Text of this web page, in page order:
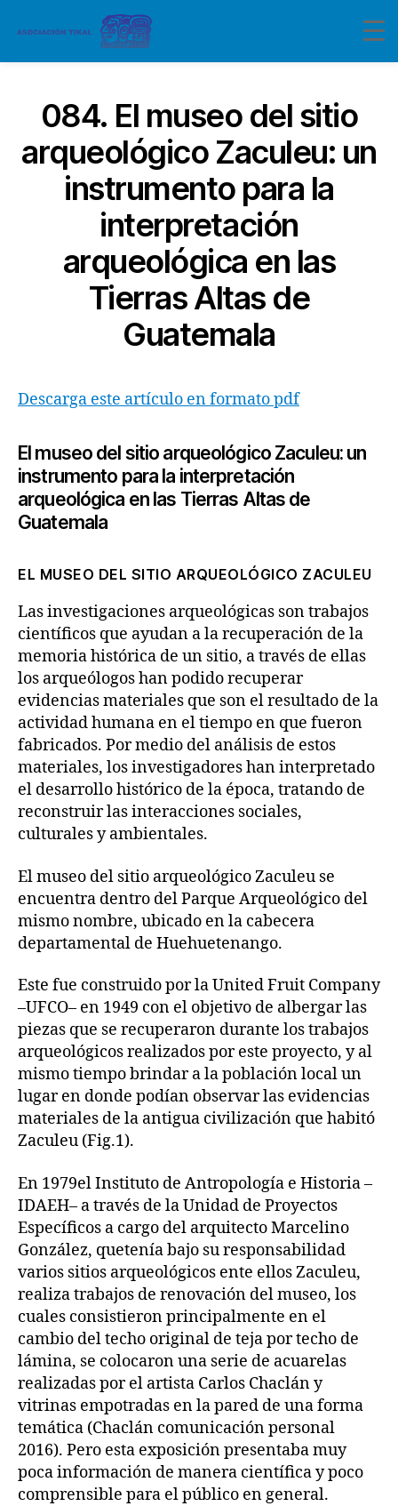
084. El museo del sitio
arqueológico Zaculeu: un
instrumento para la
interpretación
arqueológica en las
Tierras Altas de
Guatemala
Descarga este artículo en formato pdf
El museo del sitio arqueológico Zaculeu: un
instrumento para la interpretación
arqueológica en las Tierras Altas de
Guatemala
EL MUSEO DEL SITIO ARQUEOLÓGICO ZACULEU
Las investigaciones arqueológicas son trabajos
científicos que ayudan a la recuperación de la
memoria histórica de un sitio, a través de ellas
los arqueólogos han podido recuperar
evidencias materiales que son el resultado de la
actividad humana en el tiempo en que fueron
fabricados. Por medio del análisis de estos
materiales, los investigadores han interpretado
el desarrollo histórico de la época, tratando de
reconstruir las interacciones sociales,
culturales y ambientales.
El museo del sitio arqueológico Zaculeu se
encuentra dentro del Parque Arqueológico del
mismo nombre, ubicado en la cabecera
departamental de Huehuetenango.
Este fue construido por la United Fruit Company
–UFCO– en 1949 con el objetivo de albergar las
piezas que se recuperaron durante los trabajos
arqueológicos realizados por este proyecto, y al
mismo tiempo brindar a la población local un
lugar en donde podían observar las evidencias
materiales de la antigua civilización que habitó
Zaculeu (Fig.1).
En 1979el Instituto de Antropología e Historia –
IDAEH– a través de la Unidad de Proyectos
Específicos a cargo del arquitecto Marcelino
González, quetenía bajo su responsabilidad
varios sitios arqueológicos ente ellos Zaculeu,
realiza trabajos de renovación del museo, los
cuales consistieron principalmente en el
cambio del techo original de teja por techo de
lámina, se colocaron una serie de acuarelas
realizadas por el artista Carlos Chaclán y
vitrinas empotradas en la pared de una forma
temática (Chaclán comunicación personal
2016). Pero esta exposición presentaba muy
poca información de manera científica y poco
comprensible para el público en general.